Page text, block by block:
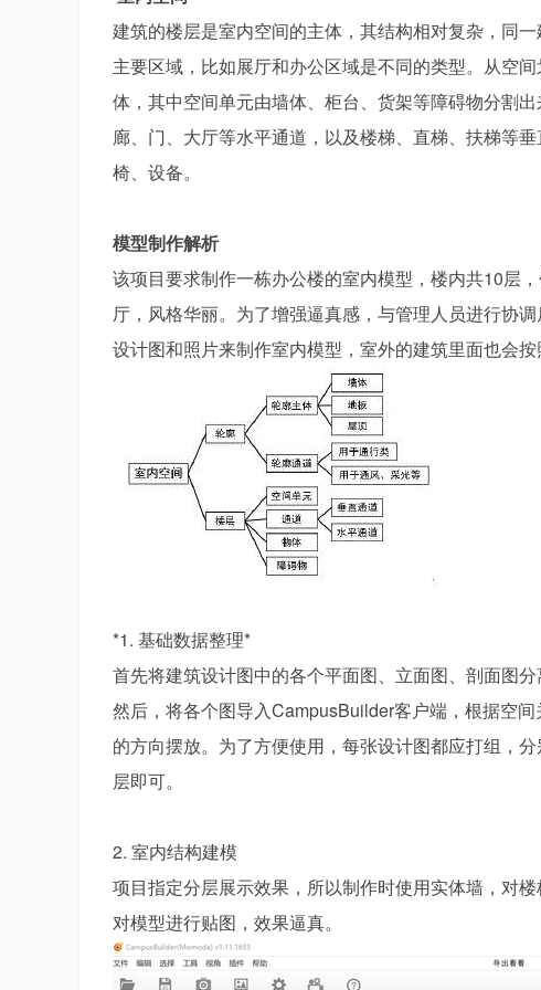
建筑的楼层是室内空间的主体，其结构相对复杂，同
主要区域，比如展厅和办公区域是不同的类型。从空
体，其中空间单元由墙体、柜台、货架等障碍物分割
廊、门、大厅等水平通道，以及楼梯、直梯、扶梯等
椅、设备。
模型制作解析
该项目要求制作一栋办公楼的室内模型，楼内共10层
厅，风格华丽。为了增强逼真感，与管理人员进行协
设计图和照片来制作室内模型，室外的建筑里面也会
*1. 基础数据整理*
首先将建筑设计图中的各个平面图、立面图、剖面图
然后，将各个图导入CampusBuilder客户端，根据空
的方向摆放。为了方便使用，每张设计图都应打组，
层即可。
2. 室内结构建模
项目指定分层展示效果，所以制作时使用实体墙，对
对模型进行贴图，效果逼真。